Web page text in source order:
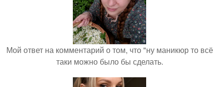
Мой ответ на комментарий о том, что "ну маникюр то всё
таки можно было бы сделать.